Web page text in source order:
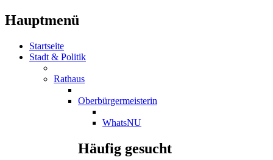
Hauptmenü
Startseite
Stadt & Politik
Rathaus
Oberbürgermeisterin
WhatsNU
Häufig gesucht